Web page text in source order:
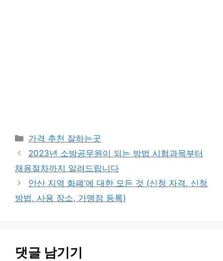
카
테
리
가격 추천 잘하는곳
2023년 소방공무원이 되는 방법 시험과목부터
채용절차까지 알려드립니다
안산 지역 화폐’에 대한 모든 것 (신청 자격, 신청
방법, 사용 장소, 가맹점 등록)
댓글 남기기